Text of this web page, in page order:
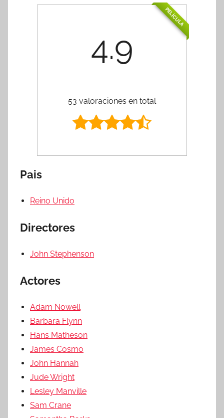
PELÍCULA
4.9
53 valoraciones en total
Pais
Reino Unido
Directores
John Stephenson
Actores
Adam Nowell
Barbara Flynn
Hans Matheson
James Cosmo
John Hannah
Jude Wright
Lesley Manville
Sam Crane